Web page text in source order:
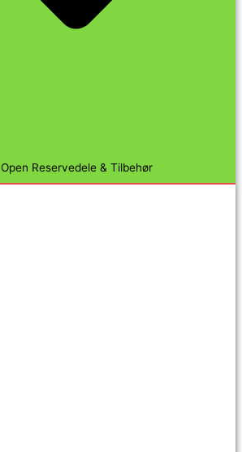
Open Reservedele & Tilbehør